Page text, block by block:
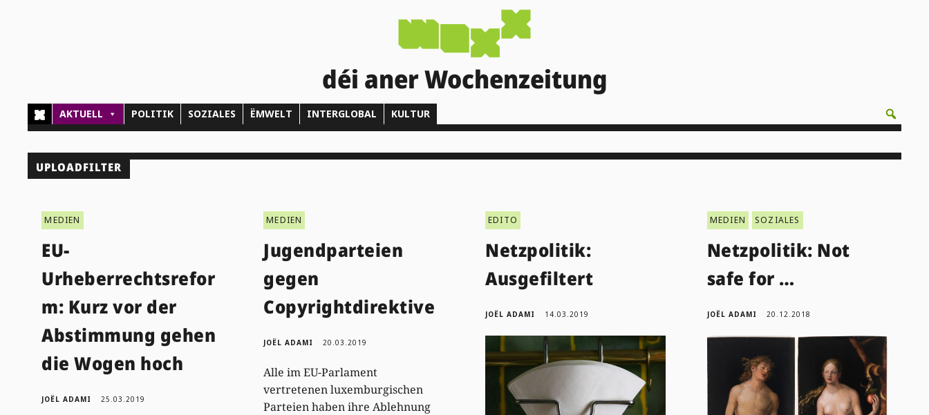
déi aner Wochenzeitung
AKTUELL POLITIK SOZIALES ËMWELT INTERGLOBAL KULTUR
UPLOADFILTER
MEDIEN
EU-
Urheberrechtsrefor
m: Kurz vor der
Abstimmung gehen
die Wogen hoch
JOËL ADAMI 25.03.2019
MEDIEN
Jugendparteien
gegen
Copyrightdirektive
JOËL ADAMI 20.03.2019
Alle im EU-Parlament
vertretenen luxemburgischen
Parteien haben ihre Ablehnung
EDITO
Netzpolitik:
Ausgefiltert
JOËL ADAMI 14.03.2019
MEDIEN SOZIALES
Netzpolitik: Not
safe for …
JOËL ADAMI 20.12.2018